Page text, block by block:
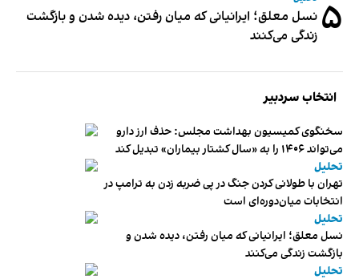
۵ نسل معلق؛ ایرانیانی که میان رفتن، دیده شدن و بازگشت
زندگی می‌کنند
انتخاب سردبیر
سخنگوی کمیسیون بهداشت مجلس: حذف ارز دارو
می‌تواند ۱۴۰۶ را به «سال کشتار بیماران» تبدیل کند
تحلیل
تهران با طولانی کردن جنگ در پی ضربه زدن به ترامپ در
انتخابات میان‌دوره‌ای است
تحلیل
نسل معلق؛ ایرانیانی که میان رفتن، دیده شدن و
بازگشت زندگی می‌کنند
تحلیل